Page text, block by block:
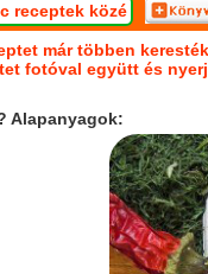
receptek közé
már többen
fotóval együtt és
Alapanyagok: